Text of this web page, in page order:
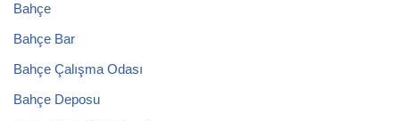
Bahçe
Bahçe Bar
Bahçe Çalışma Odası
Bahçe Deposu